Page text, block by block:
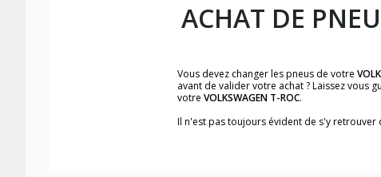
ACHAT DE
Vous devez changer les pneus de votre
avant de valider votre achat ? Laissez
votre VOLKSWAGEN T-ROC.
Il n'est pas toujours évident de s'y retrouver
Vous ne savez pas comment trouver les